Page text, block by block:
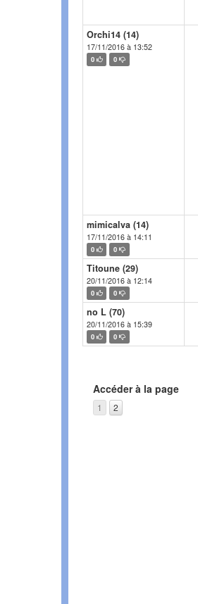
Orchi14 (14)
17/11/2016 à 13:52
0 0
mimicalva (14)
17/11/2016 à 14:11
0 0
Titoune (29)
20/11/2016 à 12:14
0 0
no L (70)
20/11/2016 à 15:39
0 0
Accéder à la page
1 2